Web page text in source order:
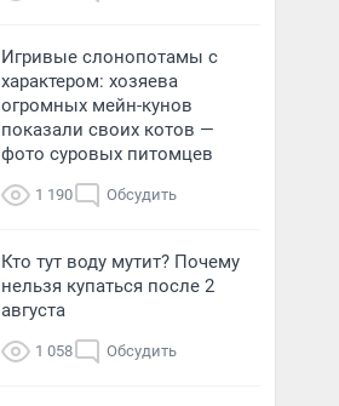
Игривые слонопотамы с
характером: хозяева
огромных мейн-кунов
показали своих котов —
фото суровых питомцев
1 190 Обсудить
Кто тут воду мутит? Почему
нельзя купаться после 2
августа
1 058 Обсудить